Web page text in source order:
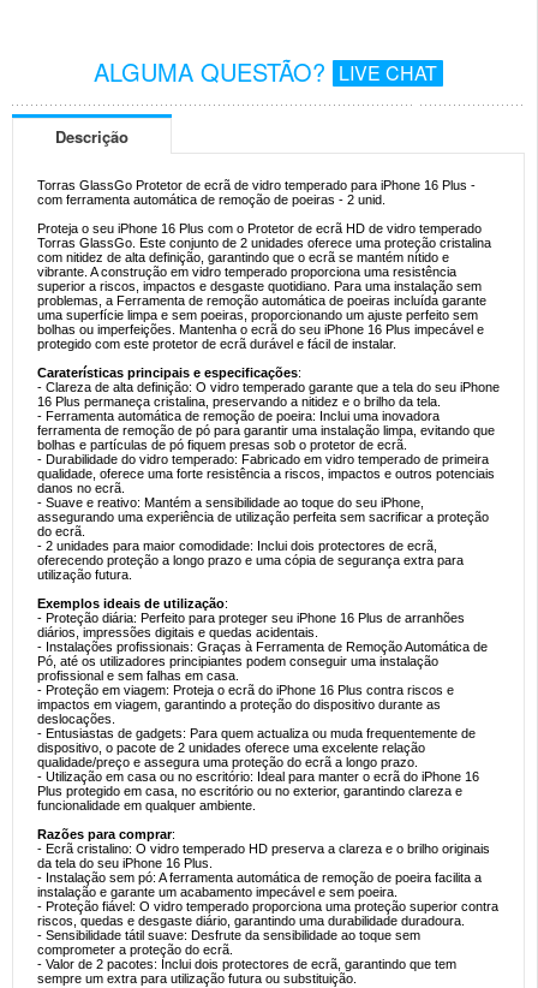
ALGUMA QUESTÃO? LIVE CHAT
Descrição
Torras GlassGo Protetor de ecrã de vidro temperado para iPhone 16 Plus -
com ferramenta automática de remoção de poeiras - 2 unid.
Proteja o seu iPhone 16 Plus com o Protetor de ecrã HD de vidro temperado
Torras GlassGo. Este conjunto de 2 unidades oferece uma proteção cristalina
com nitidez de alta definição, garantindo que o ecrã se mantém nítido e
vibrante. A construção em vidro temperado proporciona uma resistência
superior a riscos, impactos e desgaste quotidiano. Para uma instalação sem
problemas, a Ferramenta de remoção automática de poeiras incluída garante
uma superfície limpa e sem poeiras, proporcionando um ajuste perfeito sem
bolhas ou imperfeições. Mantenha o ecrã do seu iPhone 16 Plus impecável e
protegido com este protetor de ecrã durável e fácil de instalar.
Caraterísticas principais e especificações:
- Clareza de alta definição: O vidro temperado garante que a tela do seu iPhone
16 Plus permaneça cristalina, preservando a nitidez e o brilho da tela.
- Ferramenta automática de remoção de poeira: Inclui uma inovadora
ferramenta de remoção de pó para garantir uma instalação limpa, evitando que
bolhas e partículas de pó fiquem presas sob o protetor de ecrã.
- Durabilidade do vidro temperado: Fabricado em vidro temperado de primeira
qualidade, oferece uma forte resistência a riscos, impactos e outros potenciais
danos no ecrã.
- Suave e reativo: Mantém a sensibilidade ao toque do seu iPhone,
assegurando uma experiência de utilização perfeita sem sacrificar a proteção
do ecrã.
- 2 unidades para maior comodidade: Inclui dois protectores de ecrã,
oferecendo proteção a longo prazo e uma cópia de segurança extra para
utilização futura.
Exemplos ideais de utilização:
- Proteção diária: Perfeito para proteger seu iPhone 16 Plus de arranhões
diários, impressões digitais e quedas acidentais.
- Instalações profissionais: Graças à Ferramenta de Remoção Automática de
Pó, até os utilizadores principiantes podem conseguir uma instalação
profissional e sem falhas em casa.
- Proteção em viagem: Proteja o ecrã do iPhone 16 Plus contra riscos e
impactos em viagem, garantindo a proteção do dispositivo durante as
deslocações.
- Entusiastas de gadgets: Para quem actualiza ou muda frequentemente de
dispositivo, o pacote de 2 unidades oferece uma excelente relação
qualidade/preço e assegura uma proteção do ecrã a longo prazo.
- Utilização em casa ou no escritório: Ideal para manter o ecrã do iPhone 16
Plus protegido em casa, no escritório ou no exterior, garantindo clareza e
funcionalidade em qualquer ambiente.
Razões para comprar:
- Ecrã cristalino: O vidro temperado HD preserva a clareza e o brilho originais
da tela do seu iPhone 16 Plus.
- Instalação sem pó: A ferramenta automática de remoção de poeira facilita a
instalação e garante um acabamento impecável e sem poeira.
- Proteção fiável: O vidro temperado proporciona uma proteção superior contra
riscos, quedas e desgaste diário, garantindo uma durabilidade duradoura.
- Sensibilidade tátil suave: Desfrute da sensibilidade ao toque sem
comprometer a proteção do ecrã.
- Valor de 2 pacotes: Inclui dois protectores de ecrã, garantindo que tem
sempre um extra para utilização futura ou substituição.